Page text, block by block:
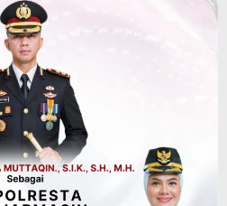
Kwarcab
ke Makam Pangeran
Ulang Janji
Karhutla di
Berhasil